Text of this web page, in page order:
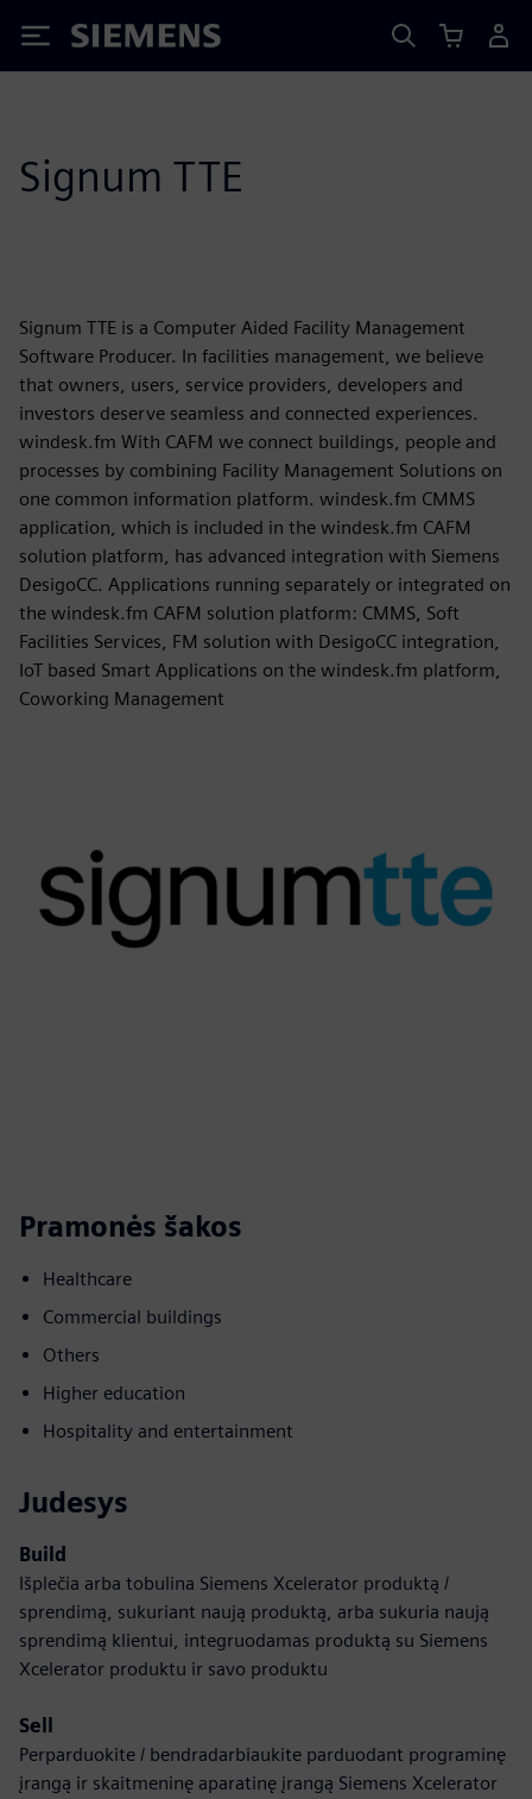
Siemens
Signum TTE
Signum TTE is a Computer Aided Facility Management
Software Producer. In facilities management, we believe
that owners, users, service providers, developers and
investors deserve seamless and connected experiences.
windesk.fm With CAFM we connect buildings, people and
processes by combining Facility Management Solutions on
one common information platform. windesk.fm CMMS
application, which is included in the windesk.fm CAFM
solution platform, has advanced integration with Siemens
DesigoCC. Applications running separately or integrated on
the windesk.fm CAFM solution platform: CMMS, Soft
Facilities Services, FM solution with DesigoCC integration,
IoT based Smart Applications on the windesk.fm platform,
Coworking Management
Pramonės šakos
Healthcare
Commercial buildings
Others
Higher education
Hospitality and entertainment
Judesys
Build
Išplečia arba tobulina Siemens Xcelerator produktą /
sprendimą, sukuriant naują produktą, arba sukuria naują
sprendimą klientui, integruodamas produktą su Siemens
Xcelerator produktu ir savo produktu
Sell
Perparduokite / bendradarbiaukite parduodant programinę
įrangą ir skaitmeninę aparatinę įrangą Siemens Xcelerator